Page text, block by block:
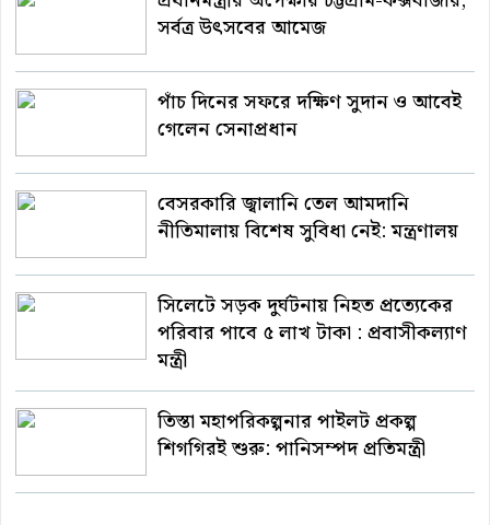
সর্বত্র উৎসবের আমেজ
পাঁচ দিনের সফরে দক্ষিণ সুদান ও আবেই
গেলেন সেনাপ্রধান
বেসরকারি জ্বালানি তেল আমদানি
নীতিমালায় বিশেষ সুবিধা নেই: মন্ত্রণালয়
সিলেটে সড়ক দুর্ঘটনায় নিহত প্রত্যেকের
পরিবার পাবে ৫ লাখ টাকা : প্রবাসীকল্যাণ
মন্ত্রী
তিস্তা মহাপরিকল্পনার পাইলট প্রকল্প
শিগগিরই শুরু: পানিসম্পদ প্রতিমন্ত্রী